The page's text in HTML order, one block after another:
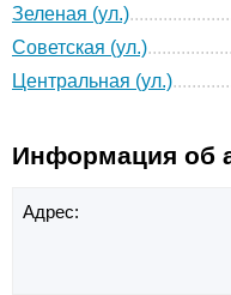
Зеленая (ул.)
Советская (ул.)
Центральная (ул.)
Информация об
Адрес: